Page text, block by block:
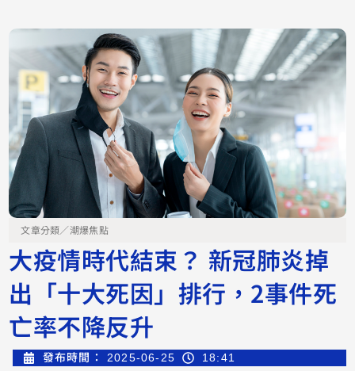
文章分類／潮爆焦點
大疫情時代結束？ 新冠肺炎掉
出「十大死因」排行，2事件死
亡率不降反升
發布時間： 2025-06-25 18:41